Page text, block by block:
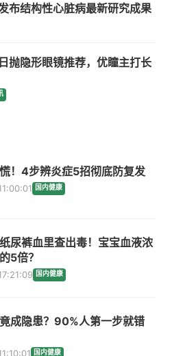
布结构性心脏病最新研究成果
抛隐形眼镜推荐，优瞳主打长
！4步辨炎症5招彻底防复发
国内健康
尿裤血里查出毒！宝宝血液浓
5倍？
国内健康
成隐患？90%人第一步就错
国内健康